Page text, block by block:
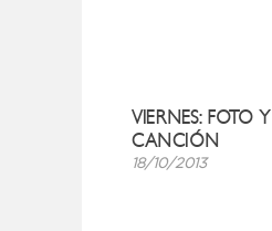
VIERNES: FOTO Y
CANCIÓN
18/10/2013